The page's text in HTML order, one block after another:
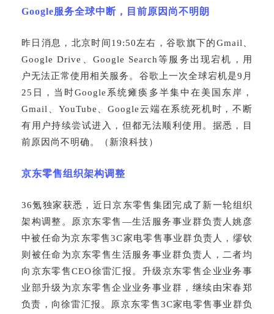
Google服务全球中断，目前原因尚不明朗
昨日消息，北京时间 19:50左右，谷歌旗下的Gmail、
Google Drive、Google Search等服务出现宕机，用
户无法正常使用相关服务。谷歌上一次全球宕机是9月
25日，当时Google系统瘫痪多半集中在美国东岸，
Gmail、YouTube、Google云端在系统死机时，不断
有用户持续尝试进入，但都无法顺利使用。据悉，目
前原因尚不明确。（新浪科技）
京东零售组织架构调整
36氪独家获悉，近日京东零售集团完成了新一轮组织
架构调整。原京东零售—生活服务事业群负责人姚彦
中被任命为京东零售3C家电零售事业群负责人，缪钦
则被任命为京东零售生活服务事业群负责人，二者均
向京东零售CEO徐雷汇报。升级京东零售企业业务事
业部升级为京东零售企业业务事业群，继续由宋春郑
负责，向徐雷汇报。原京东零售3C家电零售事业群负